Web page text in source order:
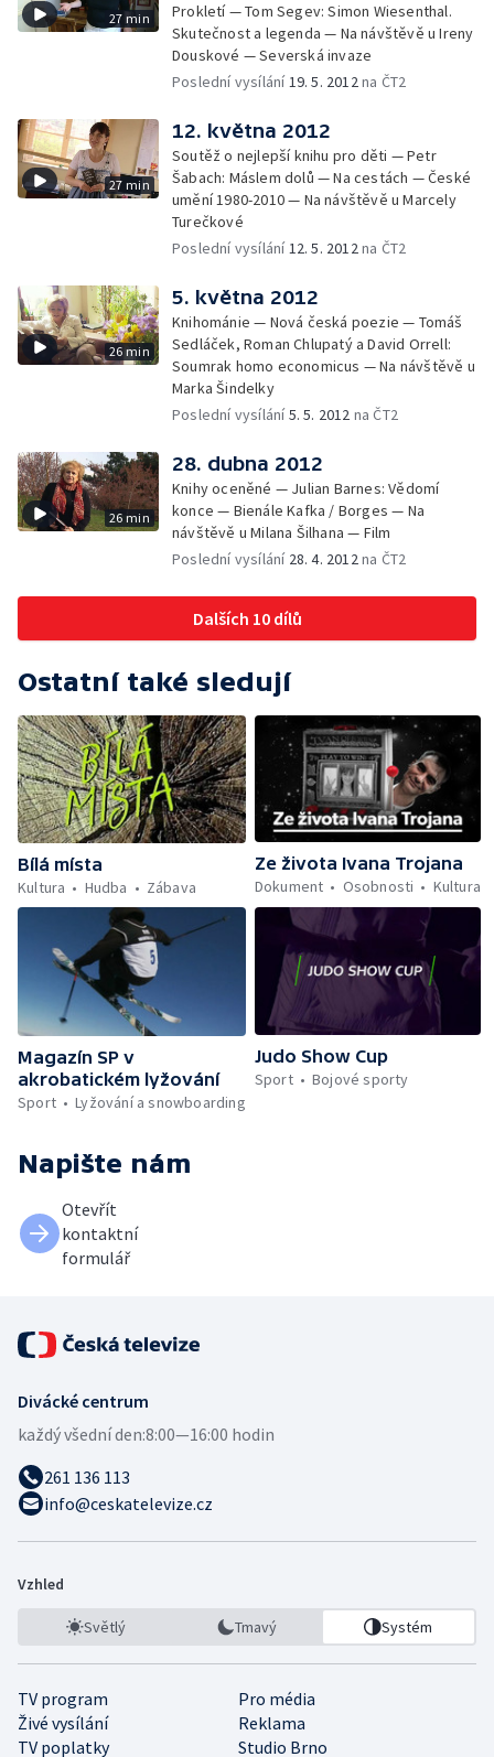
27 min
Prokletí — Tom Segev: Simon Wiesenthal.
Skutečnost a legenda — Na návštěvě u Ireny
Douskové — Severská invaze
Poslední vysílání19. 5. 2012na ČT2
27 min
12. května 2012
Soutěž o nejlepší knihu pro děti — Petr
Šabach: Máslem dolů — Na cestách — České
umění 1980-2010 — Na návštěvě u Marcely
Turečkové
Poslední vysílání12. 5. 2012na ČT2
26 min
5. května 2012
Knihománie — Nová česká poezie — Tomáš
Sedláček, Roman Chlupatý a David Orrell:
Soumrak homo economicus — Na návštěvě u
Marka Šindelky
Poslední vysílání5. 5. 2012 na ČT2
26 min
28. dubna 2012
Knihy oceněné — Julian Barnes: Vědomí
konce — Bienále Kafka / Borges — Na
návštěvě u Milana Šilhana — Film
Poslední vysílání 28. 4. 2012na ČT2
Dalších 10 dílů
Ostatní také sledují
Bílá místa
Kultura
Hudba Zábava
Ze života Ivana Trojana
Dokument
Osobnosti Kultura
Magazín SP v
akrobatickém lyžování
Sport
Lyžování a snowboarding
Judo Show Cup
Sport
Bojové sporty
Napište nám
Otevřít
kontaktní
formulář
Divácké centrum
každý všední den:8:00—16:00 hodin
261 136 113
info@ceskatelevize.cz
Vzhled
Světlý Tmavý Systém
TV program
Pro média
Živé vysílání
Reklama
TV poplatky
Studio Brno